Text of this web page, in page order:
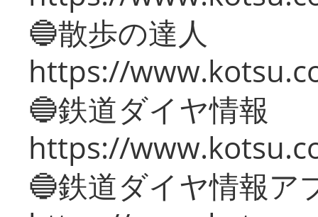
🔵散歩の達人
https://
🔵鉄道ダイヤ情報
https://
🔵鉄道ダイヤ情報ア